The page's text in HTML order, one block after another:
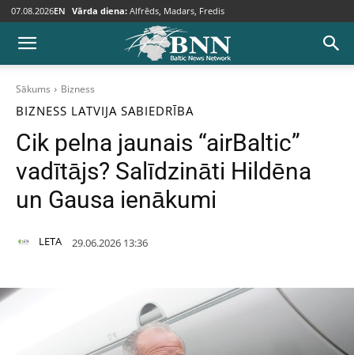
07.08.2026EN Vārda diena: Alfrēds, Madars, Fredis
Sākums Bizness
BIZNESS LATVIJA SABIEDRĪBA
Cik pelna jaunais “airBaltic”
vadītājs? Salīdzināti Hildēna
un Gausa ienākumi
LETA 29.06.2026 13:36